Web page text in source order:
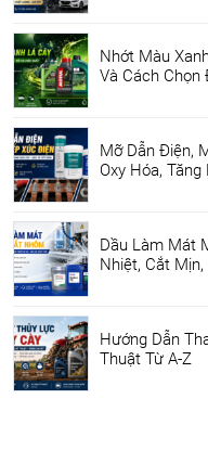
Nhớt Màu
Và Cách Chọn
Mỡ Dẫn Điện,
Oxy Hóa,
Dầu Làm Mát
Nhiệt, Cắt Mịn,
Hướng Dẫn
Thuật Từ A-Z